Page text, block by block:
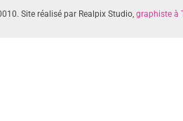
Site réalisé par Realpix Studio, graphiste à